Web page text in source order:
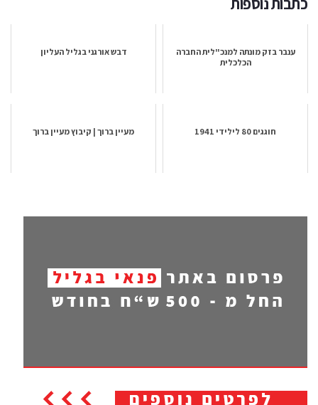
ענבר בזק מונתה למנכ"לית החברה
הכלכלית
דבש אורגני בגליל העליון
חוגגים 80 לילידי 1941 מעיין ברוך | קיבוץ מעיין ברוך